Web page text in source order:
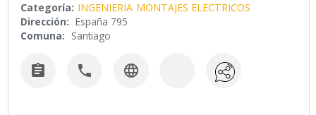
Categoría: INGENIERIA MONTAJES ELECTRICOS
Dirección: España 795
Comuna: Santiago
  